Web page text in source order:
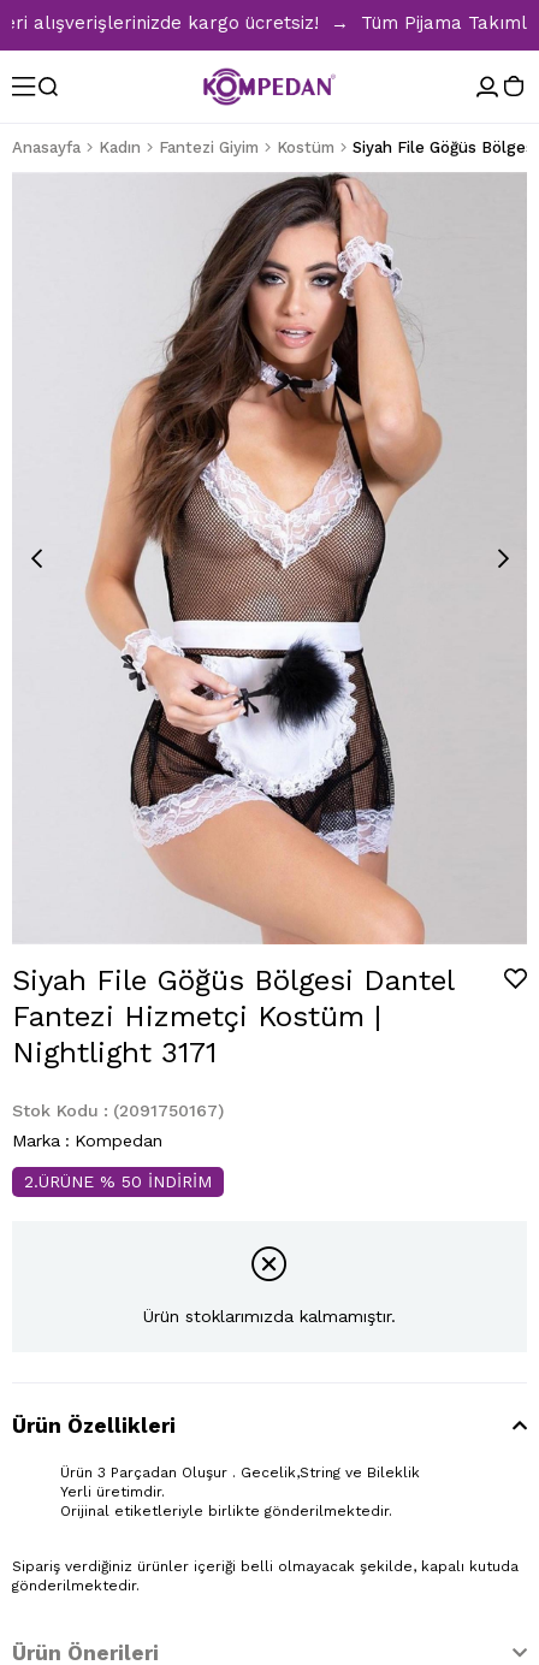
kargo ücretsiz! → Tüm Pijama
Anasayfa Kadın Fantezi Giyim Kostüm
Siyah File Göğüs Bölgesi Dantel
Fantezi Hizmetçi Kostüm |
Nightlight 3171
Stok Kodu
(2091750167)
Marka : Kompedan
2.ÜRÜNE % 50 İNDİRİM
Ürün stoklarımızda kalmamıştır.
Ürün Özellikleri
Ürün 3 Parçadan Oluşur . Gecelik,String ve Bileklik
Yerli üretimdir.
Orijinal etiketleriyle birlikte gönderilmektedir.
Sipariş verdiğiniz ürünler içeriği belli olmayacak şekilde, kapalı kutuda
gönderilmektedir.
Ürün Önerileri